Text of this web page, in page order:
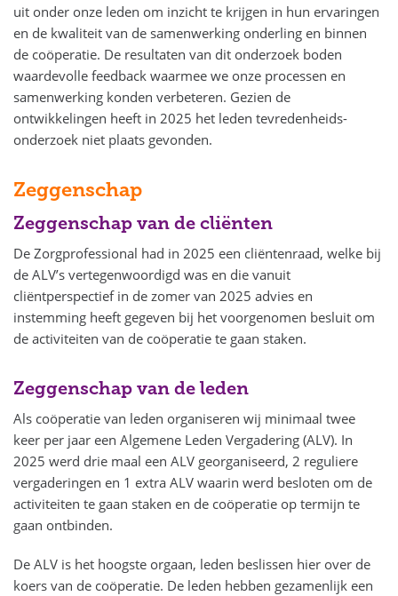
uit onder onze leden om inzicht te krijgen in hun ervaringen
en de kwaliteit van de samenwerking onderling en binnen
de coöperatie. De resultaten van dit onderzoek boden
waardevolle feedback waarmee we onze processen en
samenwerking konden verbeteren. Gezien de
ontwikkelingen heeft in 2025 het leden tevredenheids-
onderzoek niet plaats gevonden.
Zeggenschap
Zeggenschap van de cliënten
De Zorgprofessional had in 2025 een cliëntenraad, welke bij
de ALV’s vertegenwoordigd was en die vanuit
cliëntperspectief in de zomer van 2025 advies en
instemming heeft gegeven bij het voorgenomen besluit om
de activiteiten van de coöperatie te gaan staken.
Zeggenschap van de leden
Als coöperatie van leden organiseren wij minimaal twee
keer per jaar een Algemene Leden Vergadering (ALV). In
2025 werd drie maal een ALV georganiseerd, 2 reguliere
vergaderingen en 1 extra ALV waarin werd besloten om de
activiteiten te gaan staken en de coöperatie op termijn te
gaan ontbinden.
De ALV is het hoogste orgaan, leden beslissen hier over de
koers van de coöperatie. De leden hebben gezamenlijk een